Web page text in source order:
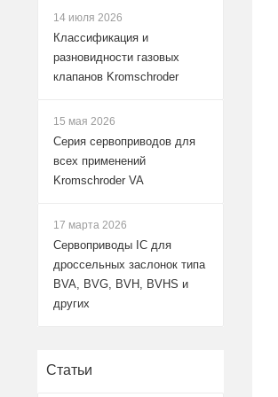
14 июля 2026
Классификация и
разновидности газовых
клапанов Kromschroder
15 мая 2026
Серия сервоприводов для
всех применений
Kromschroder VA
17 марта 2026
Сервоприводы IC для
дроссельных заслонок типа
BVA, BVG, BVH, BVHS и
других
Статьи